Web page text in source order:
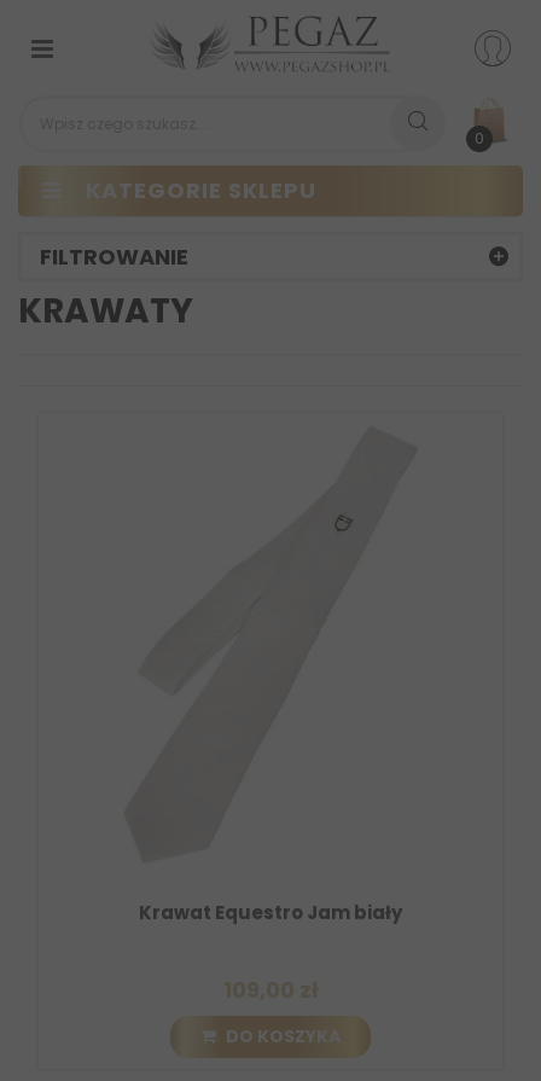
0
KATEGORIE SKLEPU
Przełącz
nawigacji
FILTROWANIE
KRAWATY
Krawat Equestro Jam biały
DO KOSZYKA